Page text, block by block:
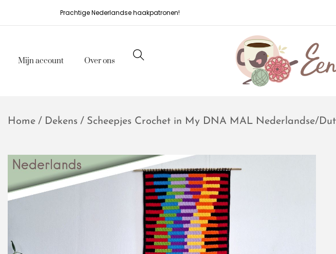
Prachtige Nederlandse haakpatronen!
Mijn account Over ons
Home / Dekens / Scheepjes Crochet in My DNA MAL Nederlandse/